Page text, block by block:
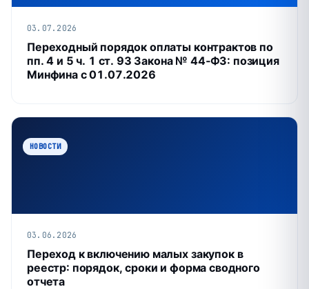
03.07.2026
Переходный порядок оплаты контрактов по
пп. 4 и 5 ч. 1 ст. 93 Закона № 44‑ФЗ: позиция
Минфина с 01.07.2026
НОВОСТИ
03.06.2026
Переход к включению малых закупок в
реестр: порядок, сроки и форма сводного
отчета